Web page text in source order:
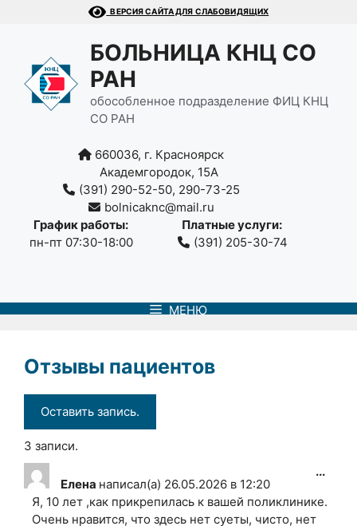
ВЕРСИЯ САЙТА ДЛЯ СЛАБОВИДЯЩИХ
БОЛЬНИЦА КНЦ СО
РАН
обособленное подразделение ФИЦ КНЦ
СО РАН
660036, г. Красноярск
Академгородок, 15А
(391) 290-52-50, 290-73-25
bolnicaknc@mail.ru
График работы:
пн-пт 07:30-18:00
Платные услуги:
(391) 205-30-74
МЕНЮ
Отзывы пациентов
3 записи.
Елена написал(а) 26.05.2026 в 12:20
Я, 10 лет ,как прикрепилась к вашей поликлинике.
Очень нравится, что здесь нет суеты, чисто, нет
...